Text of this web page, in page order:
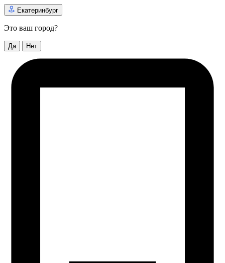
Екатеринбург
Это ваш город?
Да Нет